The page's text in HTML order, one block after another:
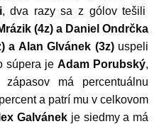
, dva razy sa z gólov tešili
(4z) a Daniel Ondrčka
a Alan Glvánek (3z)uspeli
súpera je Adam Porubský,
má percentuálnu
a patrí mu v celkovom
Galvánek je siedmy a má